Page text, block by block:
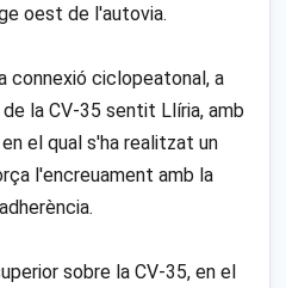
oest de l'autovia.
connexió ciclopeatonal, a
la CV-35 sentit Llíria, amb
el qual s'ha realitzat un
l'encreuament amb la
sobre la CV-35, en el